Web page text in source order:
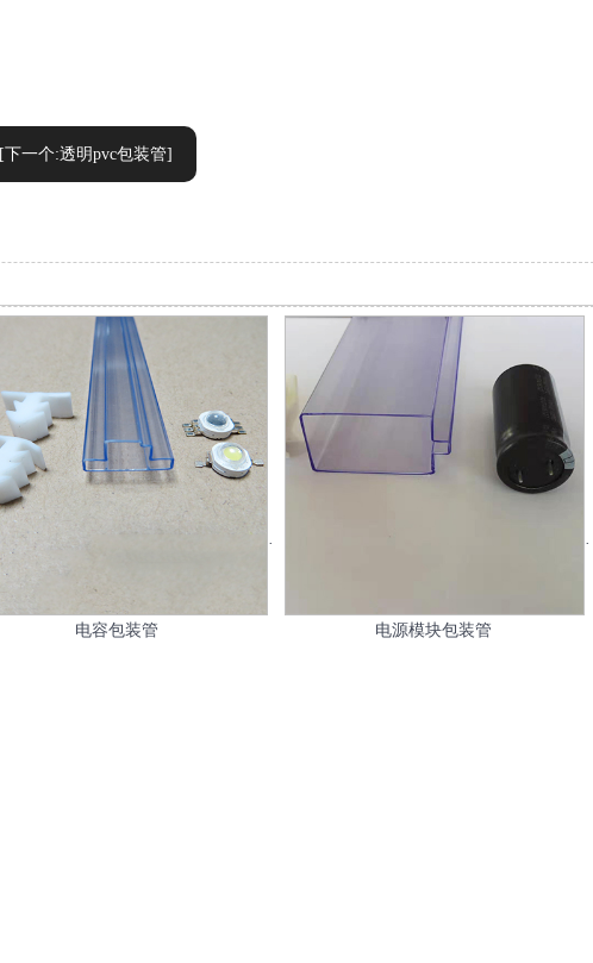
[下一个:透明pvc包装管]
电容包装管 电源模块包装管